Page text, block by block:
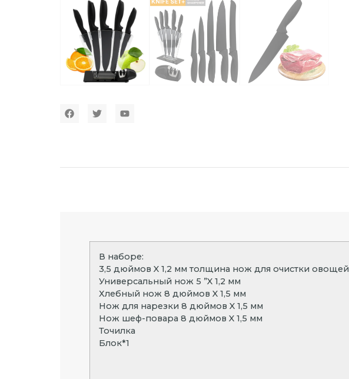
В наборе:
3,5 дюймов X 1,2 мм толщина нож для очистки овощей
Универсальный нож 5 ”X 1,2 мм
Хлебный нож 8 дюймов X 1,5 мм
Нож для нарезки 8 дюймов X 1,5 мм
Нож шеф-повара 8 дюймов X 1,5 мм
Точилка
Блок*1